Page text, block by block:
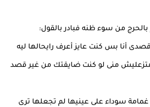
من سوء ظنه فبادر بالقول:
أنا بس كنت عايز أعرف رايحالها ليه
منى لو كنت ضايقتك من غير قصد
سوداء على عينيها لم تجعلها ترى